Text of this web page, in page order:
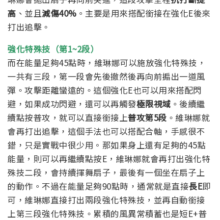
高 、並且減傷40%。主要是用來搭配銜接在強化E後來
打出追擊。
強化特殊技（第1~2段）
而在能量足夠45點時，維琳娜可以施放強化特殊技，
一共有三段，第一段會先後撤然後再向前搧出一道風
彈。攻擊距離蠻遠的。 這個強化E也可以用來搭配閃
避，如果成功閃避，還可以再觸發極限視域 。 後續繼
續點按普攻，就可以直接銜接上普攻第5段 。維琳娜就
會再打出追擊， 這個手法也可以搭配合軸，手感很不
錯，只是實戰中很少用。 那如果身上還有足夠的45點
能量，則可以再繼續點按E，維琳娜就會再打出強化特
殊技二段，會持續揮舞扇子，最後有一個坐在扇子上
的動作。 不過在能量足夠90點時，通常就是直接長E即
可，維琳娜直接打出兩段強化特殊技，並再自動銜接
上第三段強化特殊技。累積的風異常積蓄也是短E+普